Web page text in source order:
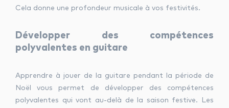
Cela donne une profondeur musicale à vos festivités.
Développer des compétences
polyvalentes en guitare
Apprendre à jouer de la guitare pendant la période de
Noël vous permet de développer des compétences
polyvalentes qui vont au-delà de la saison festive. Les